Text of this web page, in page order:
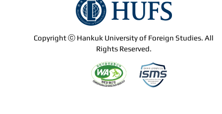
Copyright ⓒ Hankuk University of Foreign Studies. All
Rights Reserved.